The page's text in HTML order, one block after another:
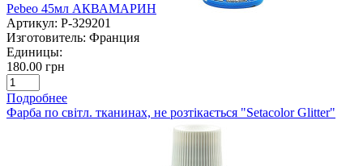
Pebeo 45мл АКВАМАРИН
Артикул: P-329201
Изготовитель: Франция
Единицы:
180.00 грн
Подробнее
Фарба по світл. тканинах, не розтікається "Setacolor Glitter"